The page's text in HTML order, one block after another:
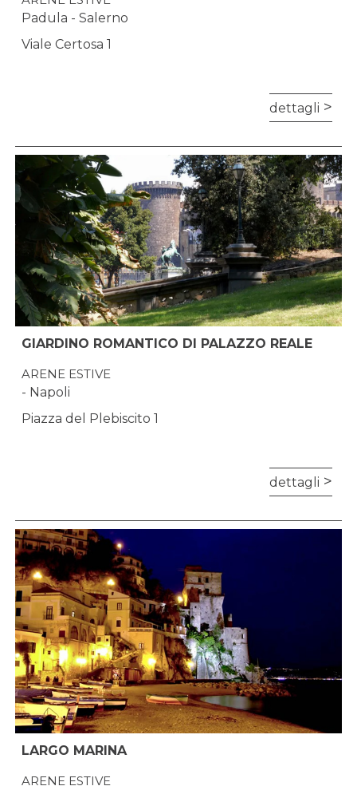
Padula - Salerno
Viale Certosa 1
dettagli
GIARDINO ROMANTICO DI PALAZZO REALE
ARENE ESTIVE
- Napoli
Piazza del Plebiscito 1
dettagli
LARGO MARINA
ARENE ESTIVE